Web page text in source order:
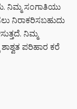
ನಿಮ್ಮ ಸಂಗಾತಿಯು
ನಿರಾಕರಿಸಬಹುದು
ನಿಮ್ಮ
ಪರಿಹಾರ ಕರೆ